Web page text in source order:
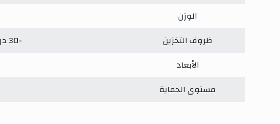
الوزن
ظروف التخزين
-30 درجة مئوية إلى 60 درجة مئوية، الرطوبة: 95% أو أقل (غير متكثفة)
الأبعاد
مستوى الحماية